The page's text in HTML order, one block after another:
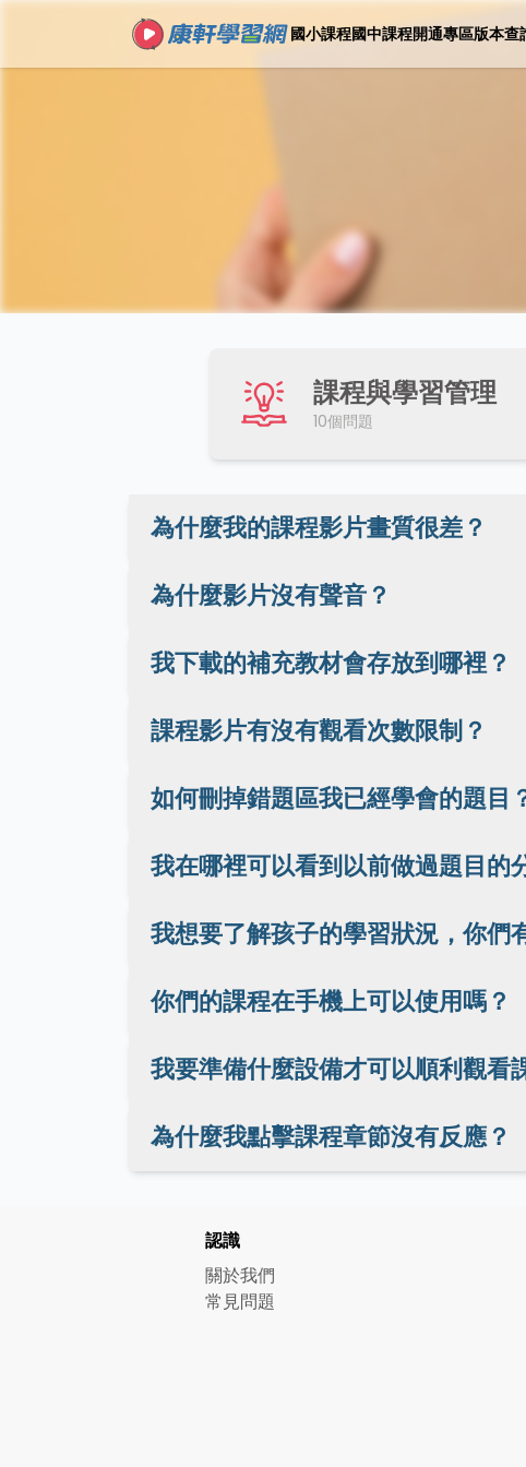
國小課程國中課程開通專區版本查
課程與學習管理
10個問題
為什麼我的課程影片畫質很差？
為什麼影片沒有聲音？
我下載的補充教材會存放到哪裡？
課程影片有沒有觀看次數限制？
如何刪掉錯題區我已經學會的題目
我在哪裡可以看到以前做過題目的
我想要了解孩子的學習狀況，你們
你們的課程在手機上可以使用嗎？
我要準備什麼設備才可以順利觀看
為什麼我點擊課程章節沒有反應？
認識
關於我們
常見問題